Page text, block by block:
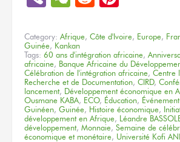
Category: Afrique, Côte d'Ivoire, Europe,
Guinée, Kankan
Tags: 60 ans d'intégration africaine,
africaine, Banque Africaine du
Célébration de l'intégration africaine, Centre
Recherche et de Documentation, CIRD,
lancement, Développement économique en
Ousmane KABA, ECO, Éducation,
Guinéen, Guinée, Histoire économique,
développement en Afrique, Léandre
développement, Monnaie, Semaine de
économique et monétaire, Université Kofi